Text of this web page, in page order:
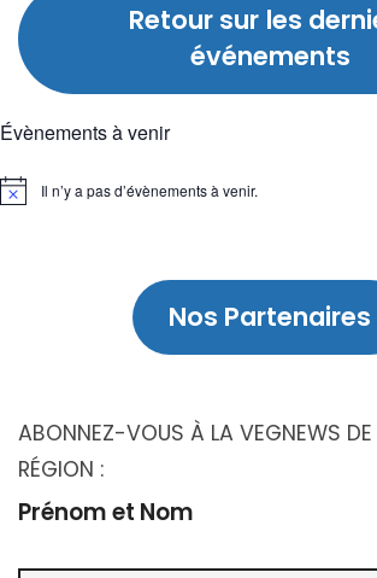
Retour sur les
événements
Évènements à venir
Notice Il n’y a pas d’évènements à venir.
Nos Partenaires
ABONNEZ-VOUS À LA VEGNEWS DE
RÉGION :
Prénom et Nom